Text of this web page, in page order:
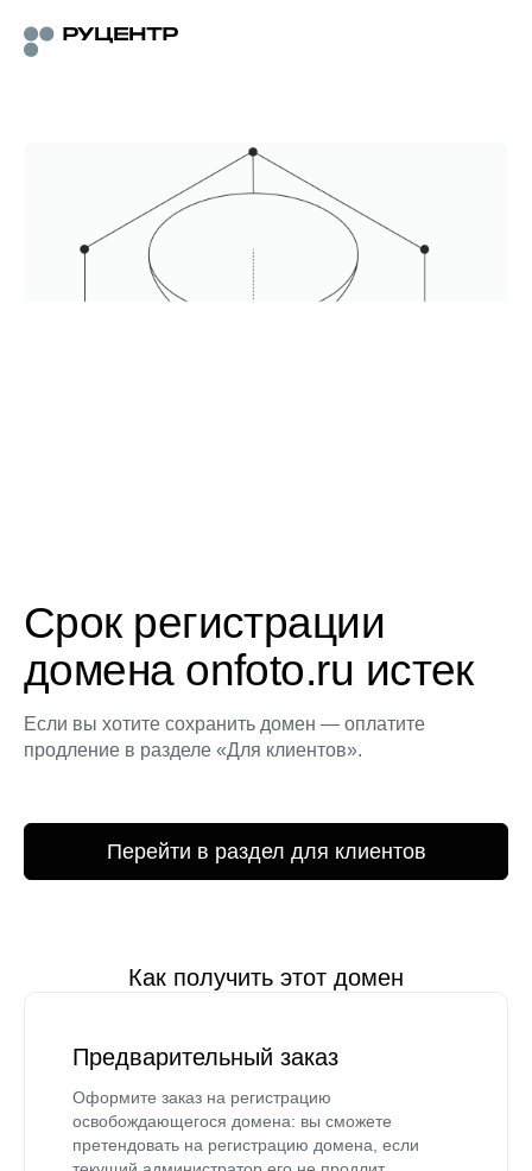
Срок регистрации
домена onfoto.ru истек
Если вы хотите сохранить домен — оплатите
продление в разделе «Для клиентов».
Перейти в раздел для клиентов
Как получить этот домен
Предварительный заказ
Оформите заказ на регистрацию
освобождающегося домена: вы сможете
претендовать на регистрацию домена, если